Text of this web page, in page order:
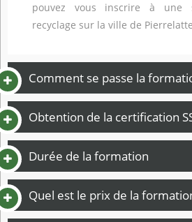
pouvez vous inscrire à une
recyclage sur la ville de
Comment se passe la
Obtention de la certification
Durée de la formation
Quel est le prix de la